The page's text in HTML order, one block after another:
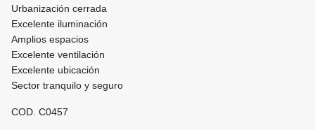
Urbanización cerrada
Excelente iluminación
Amplios espacios
Excelente ventilación
Excelente ubicación
Sector tranquilo y seguro
COD. C0457